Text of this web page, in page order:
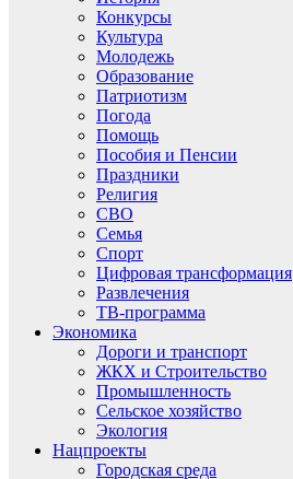
Конкурсы
Культура
Молодежь
Образование
Патриотизм
Погода
Помощь
Пособия и Пенсии
Праздники
Религия
СВО
Семья
Спорт
Цифровая трансформация
Развлечения
ТВ-программа
Экономика
Дороги и транспорт
ЖКХ и Строительство
Промышленность
Сельское хозяйство
Экология
Нацпроекты
Городская среда